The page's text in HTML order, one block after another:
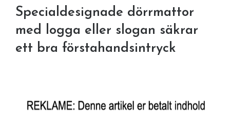
Specialdesignade dörrmattor
med logga eller slogan säkrar
ett bra förstahandsintryck